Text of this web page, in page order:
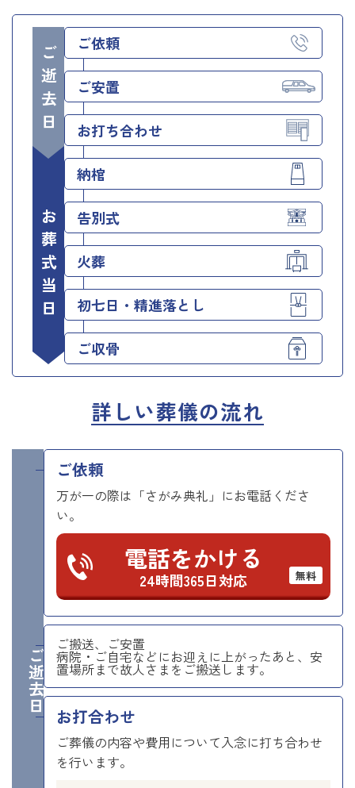
ご逝去日 ご依頼
ご安置
お打ち合わせ
お葬式当日
納棺
告別式
火葬
初七日・精進落とし
ご収骨
詳しい葬儀の流れ
ご逝去日
ご依頼
万が一の際は「さがみ典礼」にお電話くださ
い。
電話をかける
24時間365日対応 無料
ご搬送、ご安置
病院・ご自宅などにお迎えに上がったあと、安
置場所まで故人さまをご搬送します。
お打合わせ
ご葬儀の内容や費用について入念に打ち合わせ
を行います。